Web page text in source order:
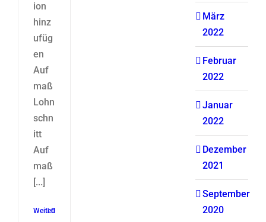
ion
hinz
ufüg
en
Auf
maß
Lohn
schn
itt
Auf
maß
[...]
Weiterlesen
0
März
2022
Februar
2022
Januar
2022
Dezember
2021
September
2020